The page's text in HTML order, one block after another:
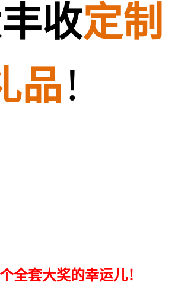
收定制
品！
全套大奖的幸运儿！